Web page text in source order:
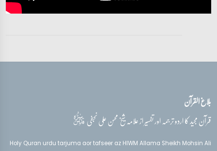
بلاغ القرآن
قرآن مجید کا اردو ترجمہ اور تفسیر از علامہ شیخ محسن علی نجفیقدس‌سره
Holy Quran urdu tarjuma aor tafseer az HIWM Allama Sheikh Mohsin Ali